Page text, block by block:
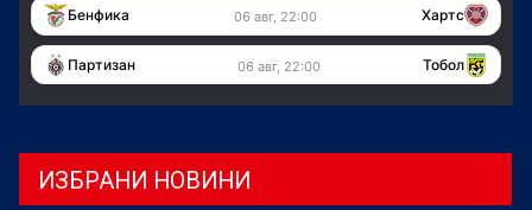
Бенфика 06 авг, 22:00 Хартс
Партизан 06 авг, 22:00 Тобол
ИЗБРАНИ НОВИНИ